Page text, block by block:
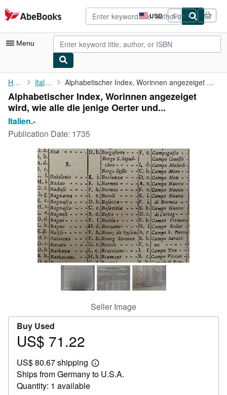
Skip to main content
AbeBooks.com USD
Site
shopping
preferences
Sign in
Menu
My Account
My Purchases
Advanced Search
Browse Collections
Rare Books
Art & Collectibles
Textbooks
Start Selling
CLOSE
Home Italien.- Alphabetischer Index, Worinnen angezeiget wird, wie alle die ...
Alphabetischer Index, Worinnen angezeiget
wird, wie alle die jenige Oerter und...
Italien.-
Publication Date: 1735
Seller Image
Buy Used
Price
71.22
US$ 71.22
US$ 80.67 shipping
Learn
more
Ships from Germany to U.S.A.
Quantity: 1 available